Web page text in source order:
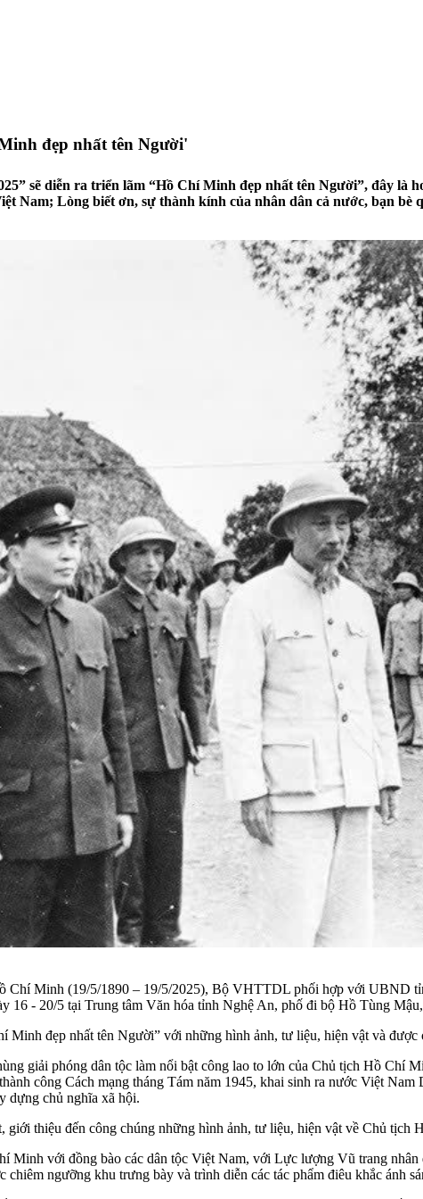
đẹp nhất tên Người'
sẽ diễn ra triển lãm “Hồ Chí Minh đẹp nhất tên Người”, đây là
Nam; Lòng biết ơn, sự thành kính của nhân dân cả nước, bạn
Chí Minh (19/5/1890 – 19/5/2025), Bộ VHTTDL phối hợp với UBND
16 - 20/5 tại Trung tâm Văn hóa tỉnh Nghệ An, phố đi bộ Hồ Tùng
Minh đẹp nhất tên Người” với những hình ảnh, tư liệu, hiện vật và được
giải phóng dân tộc làm nổi bật công lao to lớn của Chủ tịch Hồ Chí
công Cách mạng tháng Tám năm 1945, khai sinh ra nước Việt
dựng chủ nghĩa xã hội.
thiệu đến công chúng những hình ảnh, tư liệu, hiện vật về Chủ tịch
Minh với đồng bào các dân tộc Việt Nam, với Lực lượng Vũ trang
chiêm ngưỡng khu trưng bày và trình diễn các tác phẩm điêu khắc ánh